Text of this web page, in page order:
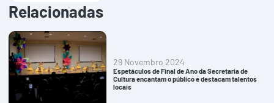
Relacionadas
29 Novembro 2024
Espetáculos de Final de Ano da Secretaria de
Cultura encantam o público e destacam talentos
locais